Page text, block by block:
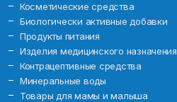
Косметические средства
Биологически активные добавки
Продукты питания
Изделия медицинского назначения
Контрацептивные средства
Минеральные воды
Товары для мамы и малыша